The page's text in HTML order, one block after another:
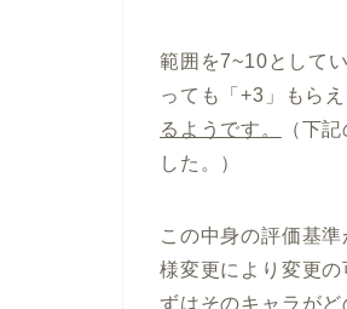
範囲を7~10として
っても「+3」もら
るようです。
（下
した。）
この中身の評価基
様変更により変更
ずはそのキャラが